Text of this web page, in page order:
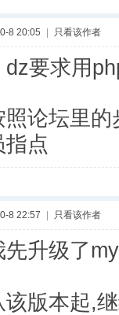
8 20:05 只看该作者
dz要求用
照论坛里
指点
8 22:57 只看该作者
先升级了
该版本起,